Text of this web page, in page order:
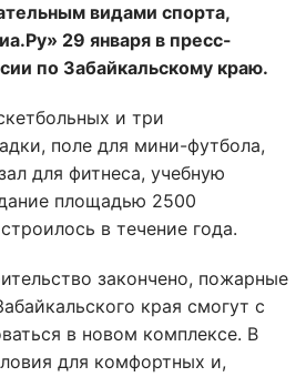
видами спорта,
29 января в пресс-
по Забайкальскому краю.
и три
поле для мини-футбола,
для фитнеса, учебную
площадью 2500
в течение года.
закончено, пожарные
края смогут с
в новом комплексе. В
для комфортных и,